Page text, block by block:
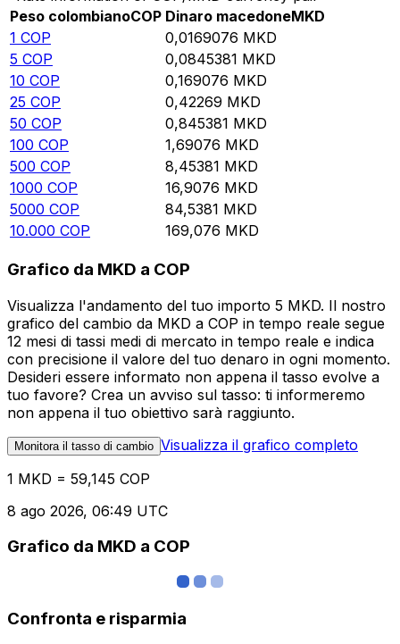
Peso colombianoCOP Dinaro macedoneMKD
1 COP 0,0169076 MKD
5 COP 0,0845381 MKD
10 COP 0,169076 MKD
25 COP 0,42269 MKD
50 COP 0,845381 MKD
100 COP 1,69076 MKD
500 COP 8,45381 MKD
1000 COP 16,9076 MKD
5000 COP 84,5381 MKD
10.000 COP 169,076 MKD
Grafico da MKD a COP
Visualizza l'andamento del tuo importo 5 MKD. Il nostro
grafico del cambio da MKD a COP in tempo reale segue
12 mesi di tassi medi di mercato in tempo reale e indica
con precisione il valore del tuo denaro in ogni momento.
Desideri essere informato non appena il tasso evolve a
tuo favore? Crea un avviso sul tasso: ti informeremo
non appena il tuo obiettivo sarà raggiunto.
Monitora il tasso di cambio Visualizza il grafico completo
1 MKD = 59,145 COP
8 ago 2026, 06:49 UTC
Grafico da MKD a COP
Confronta e risparmia